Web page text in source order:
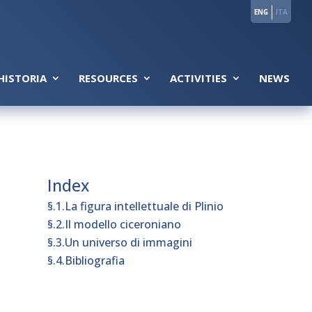
ENG ITA
RESOURCES ACTIVITIES NEWS
Index
§.1.La figura intellettuale di Plinio
§.2.Il modello ciceroniano
§.3.Un universo di immagini
§.4.Bibliografia